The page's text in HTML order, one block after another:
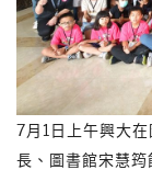
7月1日上午興大
長、圖書館宋慧